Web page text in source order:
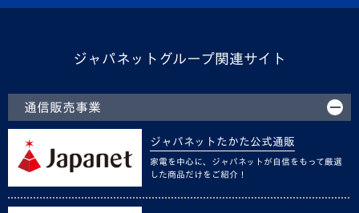
ジャパネットグループ関連サイト
通信販売事業
ジャパネットたかた公式通販
家電を中心に、ジャパネットが自信をもって厳選
した商品だけをご紹介！